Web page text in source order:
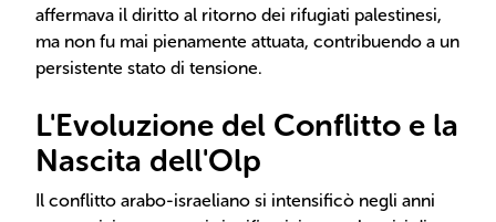
affermava il diritto al ritorno dei rifugiati palestinesi,
ma non fu mai pienamente attuata, contribuendo a un
persistente stato di tensione.
L'Evoluzione del Conflitto e la
Nascita dell'Olp
Il conflitto arabo-israeliano si intensificò negli anni